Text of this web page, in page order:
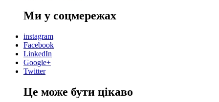
Ми у соцмережах
instagram
Facebook
LinkedIn
Google+
Twitter
Це може бути цікаво